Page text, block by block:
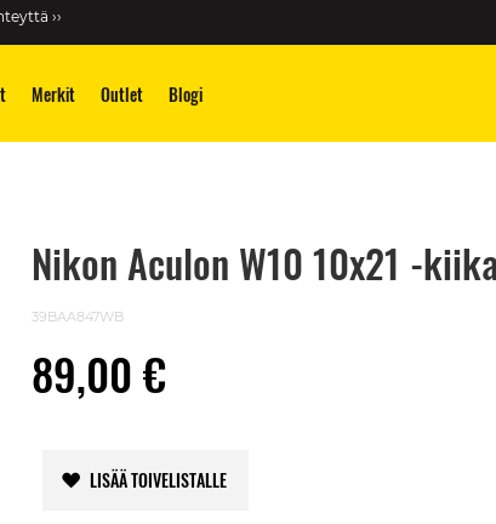
››
Merkit Outlet Blogi
Nikon Aculon W10 10x21 -
39BAA847WB
89,00 €
LISÄÄ TOIVELISTALLE